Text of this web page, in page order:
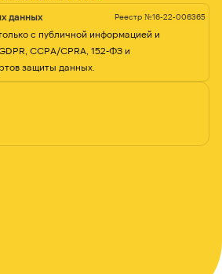
данных Реестр №16-22-006365
с публичной информацией и
CCPA/CPRA, 152-ФЗ и
защиты данных.